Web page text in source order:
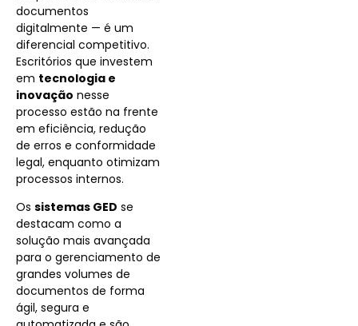
documentos
digitalmente — é um
diferencial competitivo.
Escritórios que investem
em tecnologia e
inovação nesse
processo estão na frente
em eficiência, redução
de erros e conformidade
legal, enquanto otimizam
processos internos.
Os sistemas GED se
destacam como a
solução mais avançada
para o gerenciamento de
grandes volumes de
documentos de forma
ágil, segura e